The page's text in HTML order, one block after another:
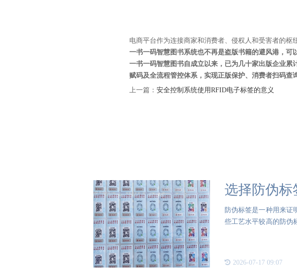
电商平台作为连接商家和消费者、侵权人和受害者的枢
一书一码智慧图书系统也不再是盗版书籍的避风港，可
一书一码智慧图书自成立以来，已为几十家出版企业
赋码及全流程管控体系，实现正版保护、消费者扫码查
上一篇： 安全控制系统使用RFID电子标签的意义
选择防伪标
防伪标签是一种用来证
些工艺水平较高的防伪
2026-07-17 09:07